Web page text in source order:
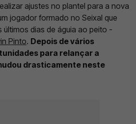
ajustes no plantel para a nova
jogador formado no Seixal que
últimos dias de águia ao peito -
Pinto. Depois de vários
para relançar a
drasticamente neste